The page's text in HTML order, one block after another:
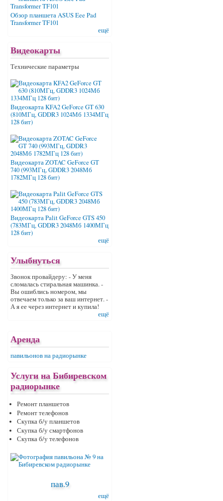
Обзор планшета ASUS Eee Pad
Transformer TF101
ещё
Видеокарты
Технические параметры
Видеокарта KFA2 GeForce GT 630
(810МГц, GDDR3 1024Мб 1334МГц
128 бит)
Видеокарта ZOTAC GeForce GT
740 (993МГц, GDDR3 2048Мб
1782МГц 128 бит)
Видеокарта Palit GeForce GTS 450
(783МГц, GDDR3 2048Мб 1400МГц
128 бит)
ещё
Улыбнуться
Звонок провайдеру: - У меня
сломалась стиральная машинка. -
Вы ошиблись номером, мы
отвечаем только за ваш интернет. -
А я ее через интернет и купила!
ещё
Аренда
павильонов на радиорынке
Услуги на Бибиревском
радиорынке
Ремонт планшетов
Ремонт телефонов
Скупка б/у планшетов
Скупка б/у смартфонов
Скупка б/у телефонов
пав.9
ещё